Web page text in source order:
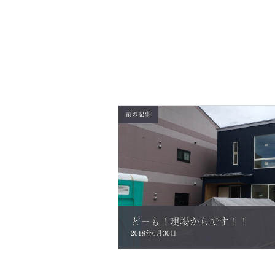
前の記事
どーも！現場からです！！
2018年6月30日